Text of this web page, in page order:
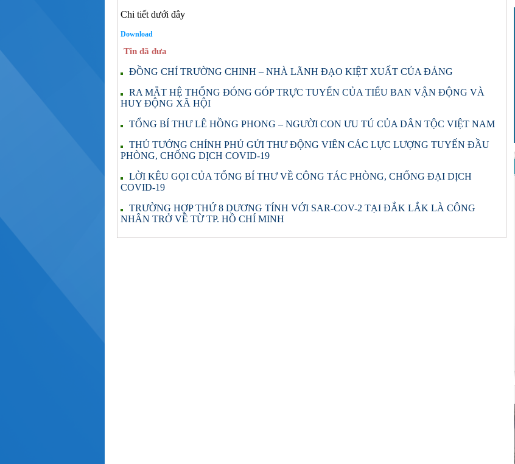
Chi tiết dưới đây
Download
Tin đã đưa
ĐỒNG CHÍ TRƯỜNG CHINH – NHÀ LÃNH ĐẠO KIỆT XUẤT CỦA ĐẢNG
RA MẮT HỆ THỐNG ĐÓNG GÓP TRỰC TUYẾN CỦA TIỂU BAN VẬN ĐỘNG VÀ
HUY ĐỘNG XÃ HỘI
TỔNG BÍ THƯ LÊ HỒNG PHONG – NGƯỜI CON ƯU TÚ CỦA DÂN TỘC VIỆT NAM
THỦ TƯỚNG CHÍNH PHỦ GỬI THƯ ĐỘNG VIÊN CÁC LỰC LƯỢNG TUYẾN ĐẦU
PHÒNG, CHỐNG DỊCH COVID-19
LỜI KÊU GỌI CỦA TỔNG BÍ THƯ VỀ CÔNG TÁC PHÒNG, CHỐNG ĐẠI DỊCH
COVID-19
TRƯỜNG HỢP THỨ 8 DƯƠNG TÍNH VỚI SAR-COV-2 TẠI ĐẮK LẮK LÀ CÔNG
NHÂN TRỞ VỀ TỪ TP. HỒ CHÍ MINH